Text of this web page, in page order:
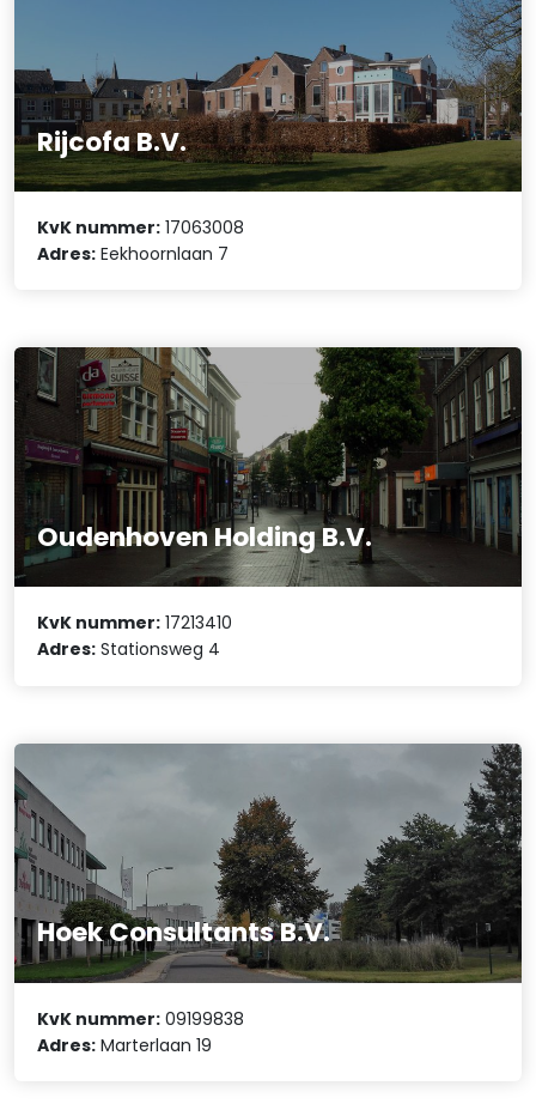
Rijcofa B.V.
KvK nummer: 17063008
Adres: Eekhoornlaan 7
Oudenhoven Holding B.V.
KvK nummer: 17213410
Adres: Stationsweg 4
Hoek Consultants B.V.
KvK nummer: 09199838
Adres: Marterlaan 19